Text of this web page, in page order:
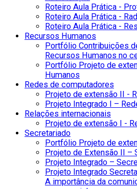
Roteiro Aula Prática -
Roteiro Aula Prática -
Roteiro Aula Prática -
Recursos Humanos
Portfólio Contribuições
Recursos Humanos no
Portfólio Projeto de
Humanos
Redes de computadores
Projeto de extensão II -
Projeto Integrado I –
Relações internacionais
Projeto de extensão I -
Secretariado
Portfólio Projeto de
Projeto de Extensão II –
Projeto Integrado –
Projeto Integrado
A importância da